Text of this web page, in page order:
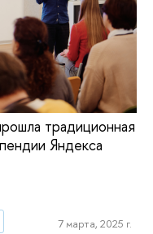
традиционная
Яндекса
7 марта, 2025 г.